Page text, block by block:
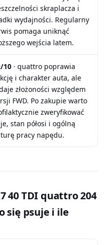
skraplacza i
wydajności. Regularny
pomaga uniknąć
wejścia latem.
10 · quattro poprawia
i charakter auta, ale
złożoności względem
FWD. Po zakupie warto
zweryfikować
stan półosi i ogólną
pracy napędu.
40 TDI quattro 204
się psuje i ile